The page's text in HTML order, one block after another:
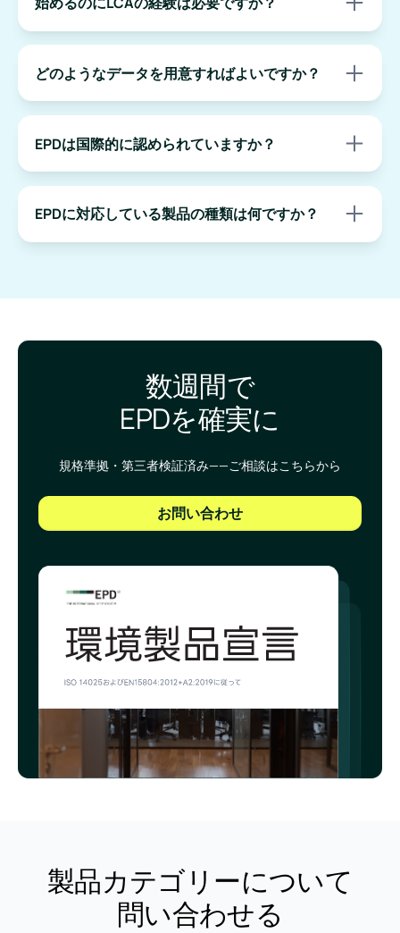
貫して支援します。
確実に進められます。
どのようなデータを用意すればよいですか？
• 包装の内容
• 製造時のエネルギー使用量
既に社内システムでデータを管理している場合は、連携・
抽出の効率化も支援します。
EPDは国際的に認められていますか？
います。
EPDに対応している製品の種類は何ですか？
数週間で
EPDを確実に
規格準拠・第三者検証済み——ご相談はこちらから
お問い合わせ
製品カテゴリーについて
問い合わせる